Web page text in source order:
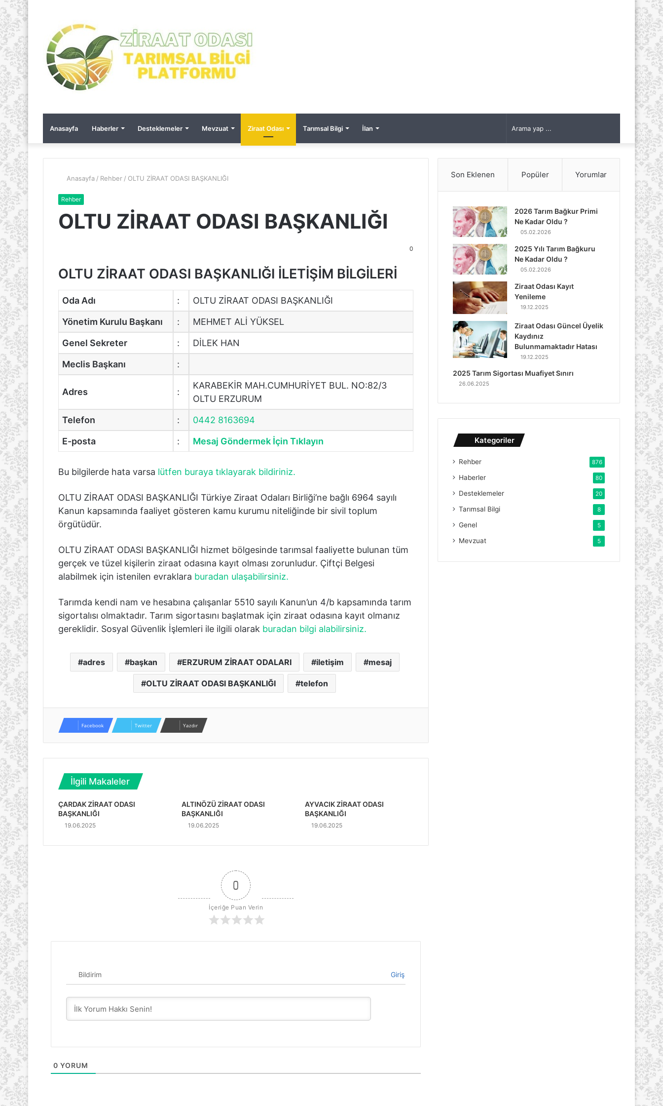
Anasayfa Haberler Desteklemeler Mevzuat Ziraat Odası Tarımsal Bilgi İlan Arama
yap
Anasayfa / Rehber / OLTU ZİRAAT ODASI BAŞKANLIĞI
Rehber
OLTU ZİRAAT ODASI BAŞKANLIĞI
0
OLTU ZİRAAT ODASI BAŞKANLIĞI İLETİŞİM BİLGİLERİ
Oda Adı : OLTU ZİRAAT ODASI BAŞKANLIĞI
Yönetim Kurulu Başkanı : MEHMET ALİ YÜKSEL
Genel Sekreter : DİLEK HAN
Meclis Başkanı :
Adres :
KARABEKİR MAH.CUMHURİYET BUL. NO:82/3
OLTU ERZURUM
Telefon : 0442 8163694
E-posta : Mesaj Göndermek İçin Tıklayın
Bu bilgilerde hata varsa lütfen buraya tıklayarak bildiriniz.
OLTU ZİRAAT ODASI BAŞKANLIĞI Türkiye Ziraat Odaları Birliği’ne bağlı 6964 sayılı
Kanun kapsamında faaliyet gösteren kamu kurumu niteliğinde bir sivil toplum
örgütüdür.
OLTU ZİRAAT ODASI BAŞKANLIĞI hizmet bölgesinde tarımsal faaliyette bulunan tüm
gerçek ve tüzel kişilerin ziraat odasına kayıt olması zorunludur. Çiftçi Belgesi
alabilmek için istenilen evraklara buradan ulaşabilirsiniz.
Tarımda kendi nam ve hesabına çalışanlar 5510 sayılı Kanun’un 4/b kapsamında tarım
sigortalısı olmaktadır. Tarım sigortasını başlatmak için ziraat odasına kayıt olmanız
gereklidir. Sosyal Güvenlik İşlemleri ile ilgili olarak buradan bilgi alabilirsiniz.
adres başkan ERZURUM ZİRAAT ODALARI iletişim mesaj
OLTU ZİRAAT ODASI BAŞKANLIĞI telefon
Facebook Twitter Yazdır
İlgili Makaleler
ÇARDAK ZİRAAT ODASI
BAŞKANLIĞI
19.06.2025
ALTINÖZÜ ZİRAAT ODASI
BAŞKANLIĞI
19.06.2025
AYVACIK ZİRAAT ODASI
BAŞKANLIĞI
19.06.2025
0
İçeriğe Puan Verin
Bildirim Giriş
0 YORUM
Son Eklenen Popüler Yorumlar
2026 Tarım Bağkur Primi
Ne Kadar Oldu ?
05.02.2026
2025 Yılı Tarım Bağkuru
Ne Kadar Oldu ?
05.02.2026
Ziraat Odası Kayıt
Yenileme
19.12.2025
Ziraat Odası Güncel Üyelik
Kaydınız
Bulunmamaktadır Hatası
19.12.2025
2025 Tarım Sigortası Muafiyet Sınırı
26.06.2025
Kategoriler
Rehber 876
Haberler 80
Desteklemeler 20
Tarımsal Bilgi 8
Genel 5
Mevzuat 5